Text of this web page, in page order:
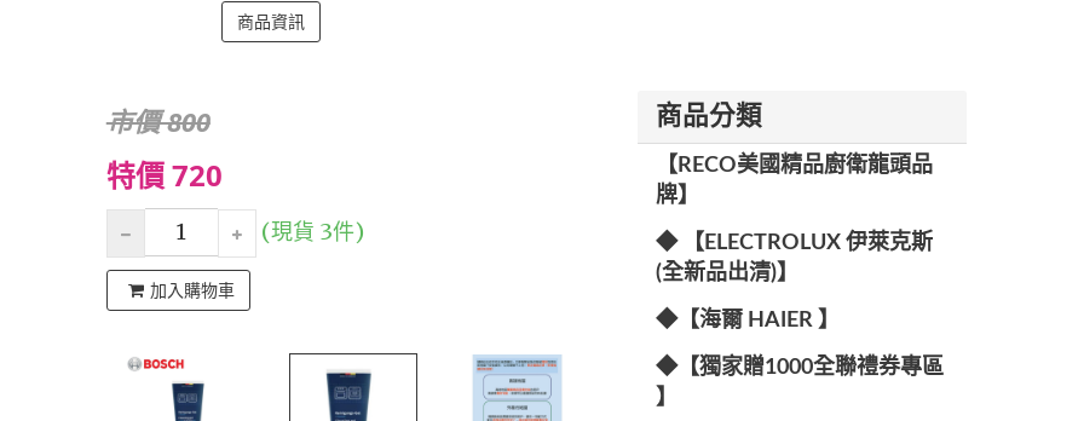
商品資訊
市價 800
特價 720
(現貨 3件)
加入購物車
商品分類
【RECO美國精品廚衛龍頭品
牌】
◆ 【ELECTROLUX 伊萊克斯
(全新品出清)】
◆【海爾 HAIER 】
◆【獨家贈1000全聯禮券專區
】